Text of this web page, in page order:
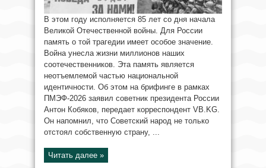
В этом году исполняется 85 лет со дня начала
Великой Отечественной войны. Для России
память о той трагедии имеет особое значение.
Война унесла жизни миллионов наших
соотечественников. Эта память является
неотъемлемой частью национальной
идентичности. Об этом на брифинге в рамках
ПМЭФ-2026 заявил советник президента России
Антон Кобяков, передает корреспондент VB.KG.
Он напомнил, что Советский народ не только
отстоял собственную страну, ...
Читать далее »